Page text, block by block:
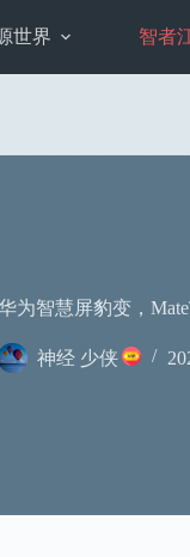
世界 智者
为智慧屏豹变，
神经 少侠